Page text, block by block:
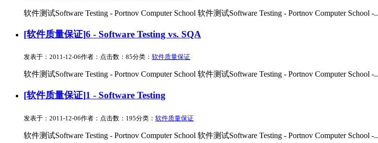
软件测试Software Testing - Portnov Computer School 软件测试Software Testing - Portnov Computer School -..
[软件质量保证]6 - Software Testing vs. SQA
发表于：2011-12-06作者： 点击数：85分类： 软件质量保证
软件测试Software Testing - Portnov Computer School 软件测试Software Testing - Portnov Computer School -..
[软件质量保证]1 - Software Testing
发表于：2011-12-06作者： 点击数：195分类： 软件质量保证
软件测试Software Testing - Portnov Computer School 软件测试Software Testing - Portnov Computer School -..